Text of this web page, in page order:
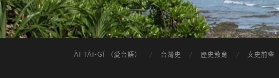
ÀI TÂI-GÍ （愛台語） 台灣史 歷史教育 文史前輩